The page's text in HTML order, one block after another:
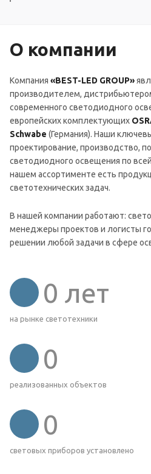
О компании
Компания «BEST-LED GROUP»
производителем,
современного светодиодного
европейских комплектующих
Schwabe (Германия). Наши
проектирование, производство,
светодиодного освещения по
нашем ассортименте есть
светотехнических задач.
В нашей компании работают:
менеджеры проектов и логисты
решении любой задачи в сфере
0 лет
на рынке светотехники
0
реализованных объектов
0
световых приборов установлено